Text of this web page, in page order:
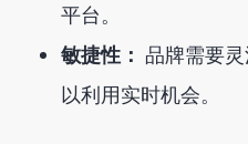
平台。
敏捷性： 品牌需要
以利用实时机会。